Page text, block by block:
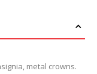
metal crowns.